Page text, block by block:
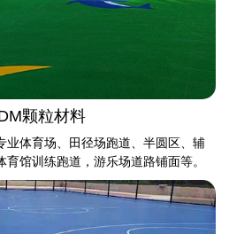
颗粒材料
业体育场、田径场跑道、半圆区、辅
馆训练跑道，游乐场道路铺面等。